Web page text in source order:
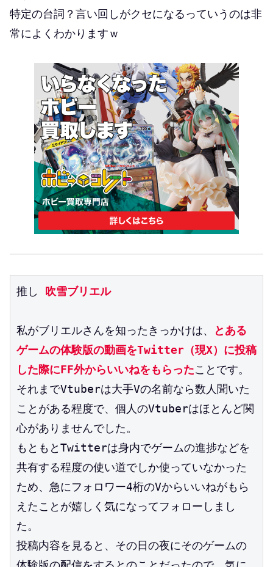
特定の台詞？言い回しがクセになるっていうのは非
常によくわかりますｗ
推し 吹雪ブリエル
私がブリエルさんを知ったきっかけは、
とある
ゲームの体験版の動画をTwitter（現X）に投稿
した際にFF外からいいねをもらったことです。
それまでVtuberは大手Vの名前なら数人聞いた
ことがある程度で、個人のVtuberはほとんど関
心がありませんでした。
もともとTwitterは身内でゲームの進捗などを
共有する程度の使い道でしか使っていなかった
ため、急にフォロワー4桁のVからいいねがもら
えたことが嬉しく気になってフォローしまし
た。
投稿内容を見ると、その日の夜にそのゲームの